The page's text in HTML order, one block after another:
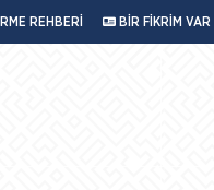
REHBERİ BİR FİKRİM VAR